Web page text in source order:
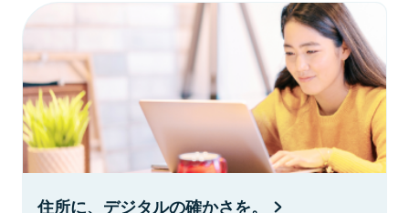
住所に、デジタルの確かさを。